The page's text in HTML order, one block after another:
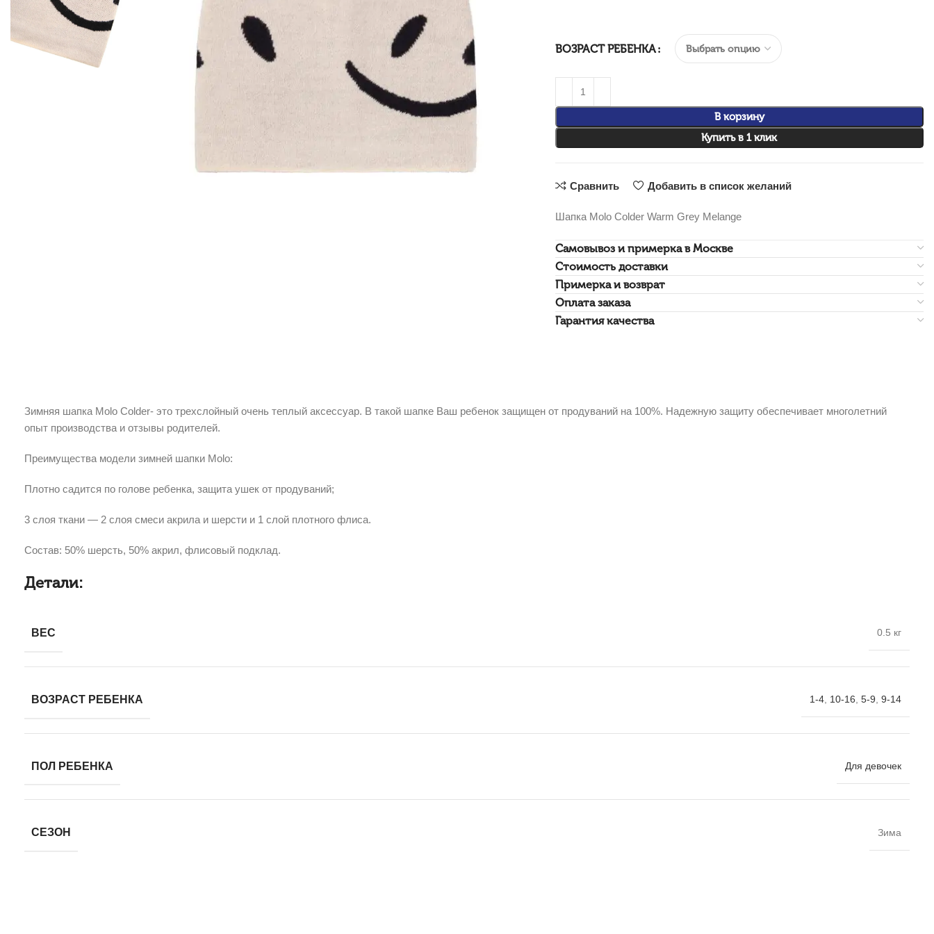
ВОЗРАСТ РЕБЕНКА
В корзину
Купить в 1 клик
Сравнить Добавить в список желаний
Шапка Molo Colder Warm Grey Melange
Самовывоз и примерка в Москве
Стоимость доставки
Примерка и возврат
Оплата заказа
Гарантия качества
Зимняя шапка Molo Colder- это трехслойный очень теплый аксессуар. В такой шапке Ваш ребенок защищен от продуваний на 100%. Надежную защиту обеспечивает многолетний
опыт производства и отзывы родителей.
Преимущества модели зимней шапки Molo:
Плотно садится по голове ребенка, защита ушек от продуваний;
3 слоя ткани — 2 слоя смеси акрила и шерсти и 1 слой плотного флиса.
Состав: 50% шерсть, 50% акрил, флисовый подклад.
Детали:
ВЕС 0.5 кг
ВОЗРАСТ РЕБЕНКА 1-4 10-16 5-9 9-14
ПОЛ РЕБЕНКА Для девочек
СЕЗОН Зима